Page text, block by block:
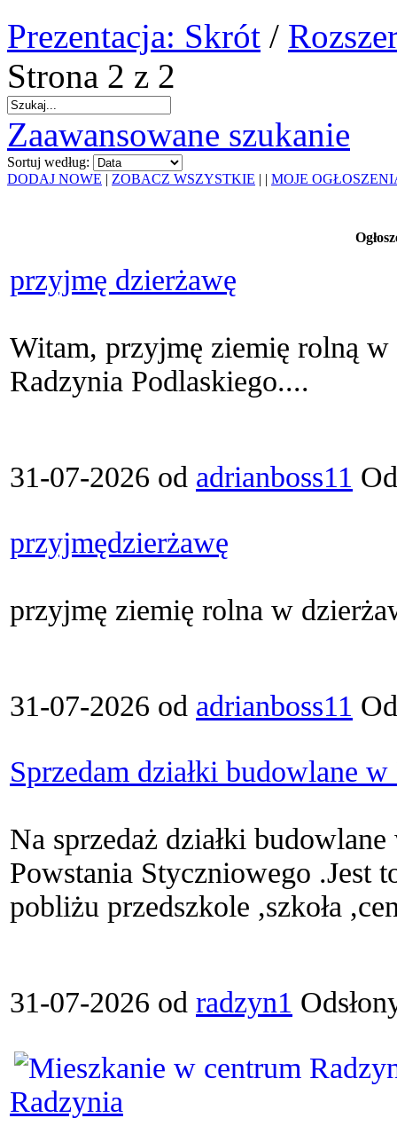
Prezentacja: Skrót /
Strona 2 z 2
Zaawansowane szukanie
Sortuj według:
DODAJ NOWE | ZOBACZ WSZYSTKIE | | MOJE
przyjmę dzierżawę
Witam, przyjmę ziemię rolną
Radzynia Podlaskiego....
31-07-2026 od adrianboss11
przyjmędzierżawę
przyjmę ziemię rolna w
31-07-2026 od adrianboss11
Sprzedam działki budowlane
Na sprzedaż działki
Powstania Styczniowego .Jest
pobliżu przedszkole ,szkoła
31-07-2026 od radzyn1
Radzynia